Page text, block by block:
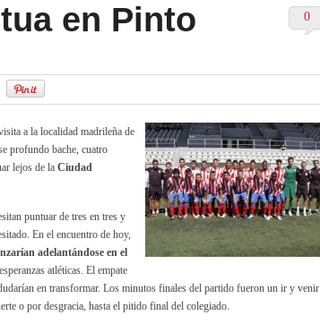
0
en Pinto
a la localidad madrileña de
profundo bache, cuatro
lejos de la Ciudad
puntuar de tres en tres y
En el encuentro de hoy,
adelantándose en el
atléticas. El empate
en transformar. Los minutos finales del partido fueron un ir y venir
o por desgracia, hasta el pitido final del colegiado.